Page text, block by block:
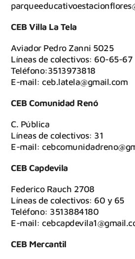
CEB Villa La Tela
Aviador Pedro Zanni 5025
Líneas de colectivos: 60-65-67
Teléfono:3513973818
E-mail: ceb.latela@gmail.com
CEB Comunidad Renó
C. Pública
Líneas de colectivos: 31
E-mail:
CEB Capdevila
Federico Rauch 2708
Líneas de colectivos: 60 y 65
Teléfono: 3513884180
E-mail:
CEB Mercantil